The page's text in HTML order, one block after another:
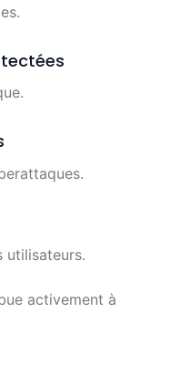
utilisateurs.
activement à